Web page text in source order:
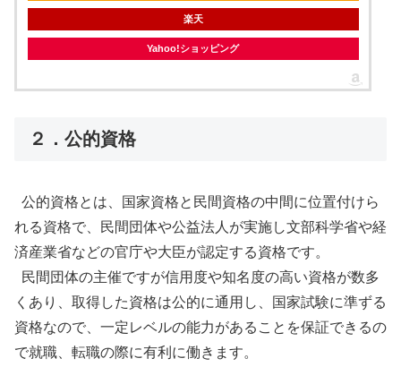
楽天
Yahoo!ショッピング
２．公的資格
公的資格とは、国家資格と民間資格の中間に位置付けら
れる資格で、民間団体や公益法人が実施し文部科学省や経
済産業省などの官庁や大臣が認定する資格です。
民間団体の主催ですが信用度や知名度の高い資格が数多
くあり、取得した資格は公的に通用し、国家試験に準ずる
資格なので、一定レベルの能力があることを保証できるの
で就職、転職の際に有利に働きます。